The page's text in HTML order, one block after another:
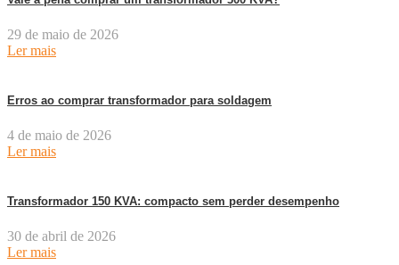
29 de maio de 2026
Ler mais
Erros ao comprar transformador para soldagem
4 de maio de 2026
Ler mais
Transformador 150 KVA: compacto sem perder desempenho
30 de abril de 2026
Ler mais